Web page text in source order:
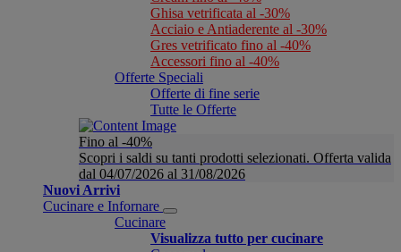
Ghisa vetrificata al -30%
Acciaio e Antiaderente al -30%
Gres vetrificato fino al -40%
Accessori fino al -40%
Offerte Speciali
Offerte di fine serie
Tutte le Offerte
Fino al -40%
Scopri i saldi su tanti prodotti selezionati. Offerta valida
dal 04/07/2026 al 31/08/2026
Nuovi Arrivi
Cucinare e Infornare
Cucinare
Visualizza tutto per cucinare